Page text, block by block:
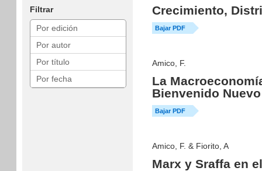
Filtrar
Por edición
Por autor
Por título
Por fecha
Crecimiento,
Bajar PDF
Amico, F.
La
Bienvenido
Bajar PDF
Amico, F. & Fiorito, A
Marx y Sraffa en